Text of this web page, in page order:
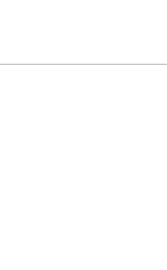
Vipps, Klarna och Google Pay.
debiteras kortet/fakturan.